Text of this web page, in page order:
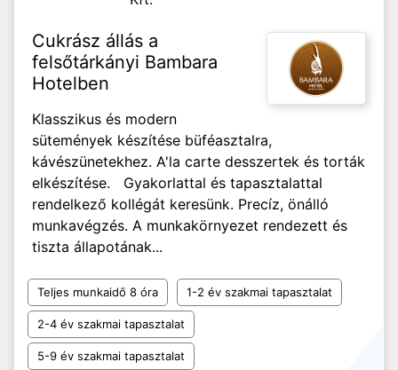
Cukrász állás a
felsőtárkányi Bambara
Hotelben
Klasszikus és modern
sütemények készítése büféasztalra,
kávészünetekhez. A'la carte desszertek és torták
elkészítése. Gyakorlattal és tapasztalattal
rendelkező kollégát keresünk. Precíz, önálló
munkavégzés. A munkakörnyezet rendezett és
tiszta állapotának...
Teljes munkaidő 8 óra 1-2 év szakmai tapasztalat
2-4 év szakmai tapasztalat
5-9 év szakmai tapasztalat